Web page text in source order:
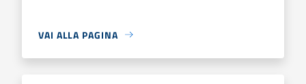
VAI ALLA PAGINA